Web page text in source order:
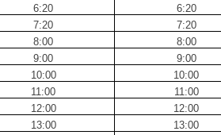
6:20
6:20
7:20
7:20
8:00
8:00
9:00
9:00
10:00
10:00
11:00
11:00
12:00
12:00
13:00
13:00